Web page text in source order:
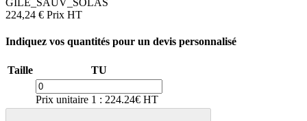
224,24 € Prix HT
Indiquez vos quantités pour un devis personnalisé
Taille TU
Prix unitaire 1 : 224.24€ HT